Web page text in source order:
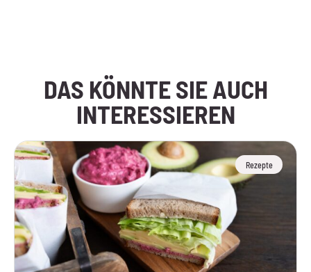
DAS KÖNNTE SIE AUCH
INTERESSIEREN
Rezepte